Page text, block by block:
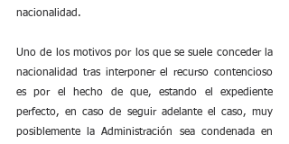
nacionalidad.
Uno de los motivos por los que se suele conceder la
nacionalidad tras interponer el recurso contencioso
es por el hecho de que, estando el expediente
perfecto, en caso de seguir adelante el caso, muy
posiblemente la Administración sea condenada en